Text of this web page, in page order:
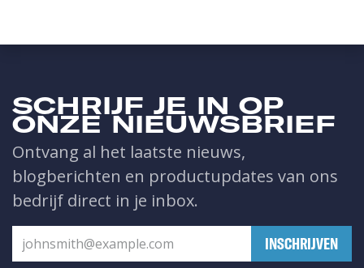
SCHRIJF JE IN OP
ONZE NIEUWSBRIEF
Ontvang al het laatste nieuws,
blogberichten en productupdates van ons
bedrijf direct in je inbox.
​INSCHRIJVEN